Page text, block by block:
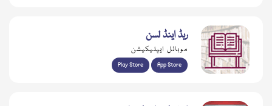
ریڈ اینڈ لسن
موبائل ایپلیکیشن
Play Store App Store